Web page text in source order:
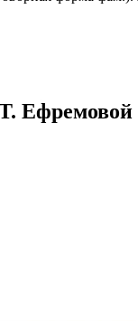
профиле.
в
Ефремовой